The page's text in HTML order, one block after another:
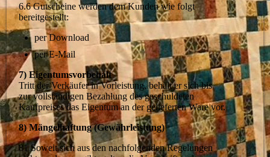
6.6 Gutscheine werden dem Kunden wie folgt
bereitgestellt:
per Download
per E-Mail
7) Eigentumsvorbehalt
Tritt der Verkäufer in Vorleistung, behält er sich bis
zur vollständigen Bezahlung des geschuldeten
Kaufpreises das Eigentum an der gelieferten Ware vor.
8) Mängelhaftung (Gewährleistung)
81 Soweit sich aus den nachfolgenden Regelungen